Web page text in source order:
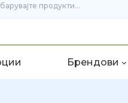
Брендови